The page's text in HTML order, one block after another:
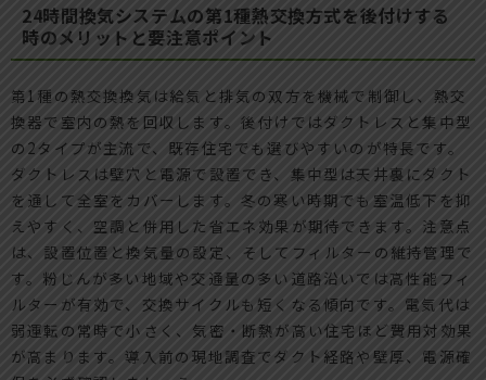
24時間換気システムの第1種熱交換方式を後付けする
時のメリットと要注意ポイント
第1種の熱交換換気は給気と排気の双方を機械で制御し、熱交
換器で室内の熱を回収します。後付けではダクトレスと集中型
の2タイプが主流で、既存住宅でも選びやすいのが特長です。
ダクトレスは壁穴と電源で設置でき、集中型は天井裏にダクト
を通して全室をカバーします。冬の寒い時期でも室温低下を抑
えやすく、空調と併用した省エネ効果が期待できます。注意点
は、設置位置と換気量の設定、そしてフィルターの維持管理で
す。粉じんが多い地域や交通量の多い道路沿いでは高性能フィ
ルターが有効で、交換サイクルも短くなる傾向です。電気代は
弱運転の常時で小さく、気密・断熱が高い住宅ほど費用対効果
が高まります。導入前の現地調査でダクト経路や壁厚、電源確